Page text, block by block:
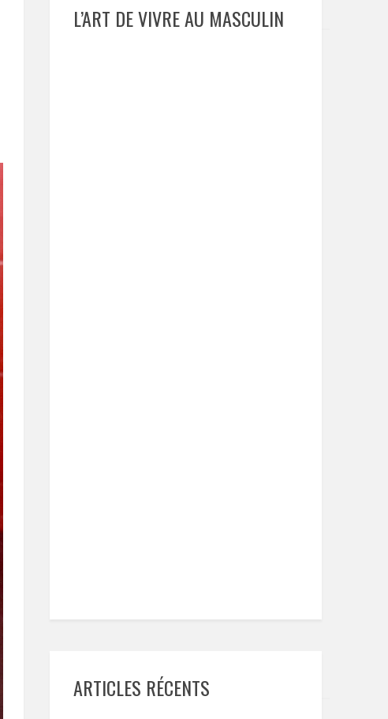
L’ART DE VIVRE AU MASCULIN
ARTICLES RÉCENTS